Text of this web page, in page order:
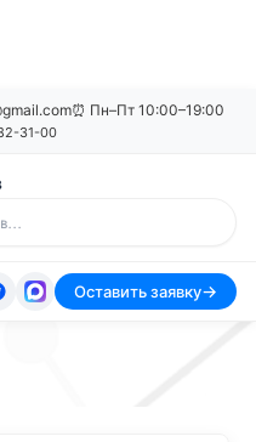
⏰ Пн–Пт 10:00–19:00
31-00
Оставить заявку